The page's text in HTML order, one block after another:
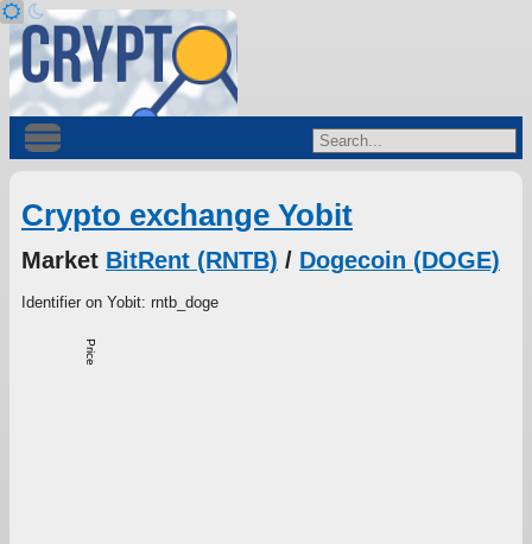
Crypto exchange Yobit
Market BitRent (RNTB) / Dogecoin (DOGE)
Identifier on Yobit: rntb_doge
Price